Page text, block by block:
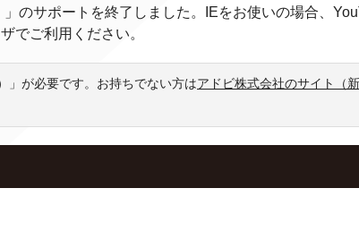
のサポートを終了しました。IEをお使いの場合、
でご利用ください。
」が必要です。お持ちでない方はアドビ株式会社のサイト（